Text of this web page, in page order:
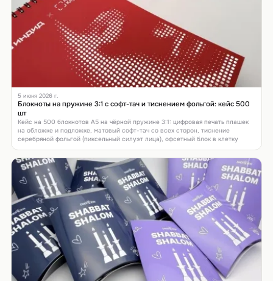
5 июня 2026 г.
Блокноты на пружине 3:1 с софт-тач и тиснением фольгой: кейс 500
шт
Кейс на 500 блокнотов А5 на чёрной пружине 3:1: цифровая печать плашек
на обложке и подложке, матовый софт-тач со всех сторон, тиснение
серебряной фольгой (пиксельный силуэт лица), офсетный блок в клетку